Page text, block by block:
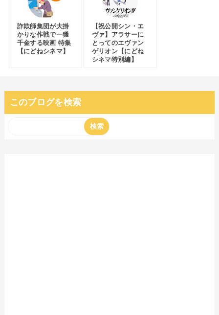
詐欺師集団が大掛
かりな作戦で一獲
千金する映画 特集
【にどねシネマ】
【祝公開シン・エ
ヴァ】アラサーに
とってのエヴァン
ゲリオン【にどね
シネマ特別編】
このブログを検索